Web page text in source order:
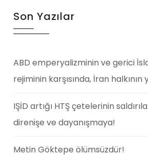
Son Yazılar
ABD emperyalizminin ve gerici
rejiminin karşısında, İran halkının
IŞİD artığı HTŞ çetelerinin
direnişe ve dayanışmaya!
Metin Göktepe ölümsüzdür!